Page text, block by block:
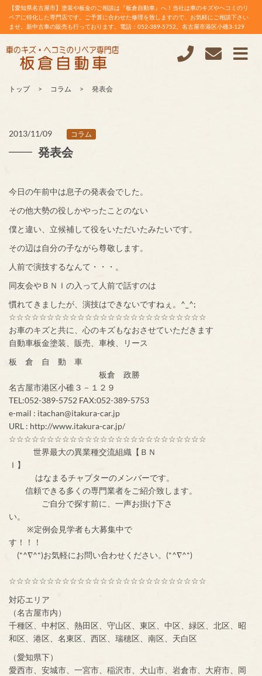
【愛知県名古屋市】塗装や板金のご相談は『板倉自動車』へ！当社は車のキズやヘコミのリ
ペアに特化した専門店です。ご予算に合わせた修理を致しますので、お気軽にご相談下さい
ませ。新中古車の販売も行っております。電話：052-389-5752。名古屋市港区小碓3-129
トップ コラム 発表会
2013/11/09 コラム
発表会
今日の午前中は息子の発表会でした。
その他大勢の役しかやったことのない
僕と違い、立候補して役をいただいたみたいです。
その辺は自分の子ながら尊敬します。
人前で演技するなんて・・・。
同友会やＢＮＩの入って人前で話すのは
慣れてきましたが、演技はできないですねぇ。^_^;
☆☆☆☆☆☆☆☆☆☆☆☆☆☆☆☆☆☆☆☆☆☆☆☆☆☆
お車のキズと共に、心のキズもなおさせていただきます
自動車板金塗装、販売、車検、リース
板 倉 自 動 車
板倉 政勝
名古屋市港区小碓３－１２９
TEL:052-389-5752 FAX:052-389-5753
e-mail : itachan@itakura-car.jp
URL : http://www.itakura-car.jp/
☆☆☆☆☆☆☆☆☆☆☆☆☆☆☆☆☆☆☆☆☆☆☆☆☆☆
世界最大の異業種交流組織【ＢＮ
Ｉ】
はなまるチャプターのメンバーです。
信頼できる多くの専門業者をご紹介致します。
ご自分で探す前に、一声お掛け下さ
い。
※定例会見学者も大募集中で
す！！！
(*^∇^*)お気軽にお問い合わせください。(*^∇^*)
☆☆☆☆☆☆☆☆☆☆☆☆☆☆☆☆☆☆☆☆☆☆☆☆☆☆
対応エリア
（名古屋市内）
千種区、中村区、熱田区、守山区、東区、中区、緑区、北区、昭
和区、港区、名東区、西区、瑞穂区、南区、天白区
（愛知県下）
愛西市、安城市、一宮市、稲沢市、犬山市、岩倉市、大府市、岡